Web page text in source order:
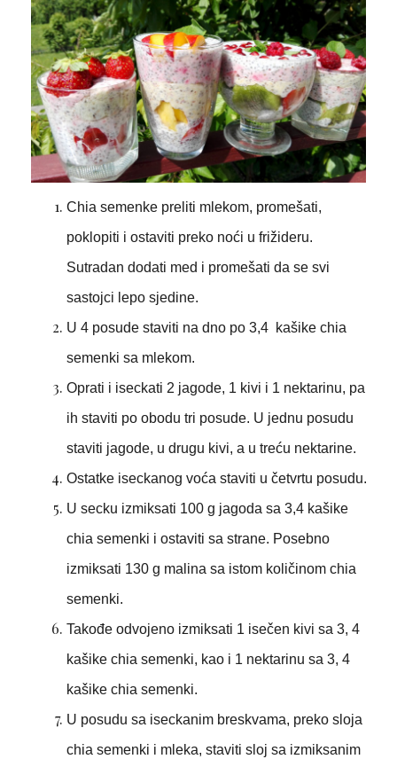
Chia semenke preliti mlekom, promešati,
poklopiti i ostaviti preko noći u frižideru.
Sutradan dodati med i promešati da se svi
sastojci lepo sjedine.
U 4 posude staviti na dno po 3,4 kašike chia
semenki sa mlekom.
Oprati i iseckati 2 jagode, 1 kivi i 1 nektarinu, pa
ih staviti po obodu tri posude. U jednu posudu
staviti jagode, u drugu kivi, a u treću nektarine.
Ostatke iseckanog voća staviti u četvrtu posudu.
U secku izmiksati 100 g jagoda sa 3,4 kašike
chia semenki i ostaviti sa strane. Posebno
izmiksati 130 g malina sa istom količinom chia
semenki.
Takođe odvojeno izmiksati 1 isečen kivi sa 3, 4
kašike chia semenki, kao i 1 nektarinu sa 3, 4
kašike chia semenki.
U posudu sa iseckanim breskvama, preko sloja
chia semenki i mleka, staviti sloj sa izmiksanim